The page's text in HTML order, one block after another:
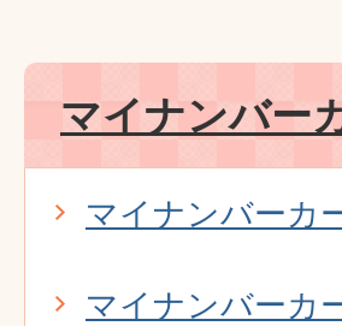
マイナンバー
マイナンバーカ
マイナンバーカ